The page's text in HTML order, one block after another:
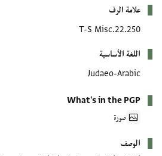
علامة الرف
T-S Misc.22.250
اللغة الأساسية
Judaeo-Arabic
What's in the PGP
صورة
الوصف